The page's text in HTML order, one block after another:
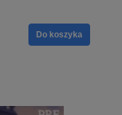
Do koszyka